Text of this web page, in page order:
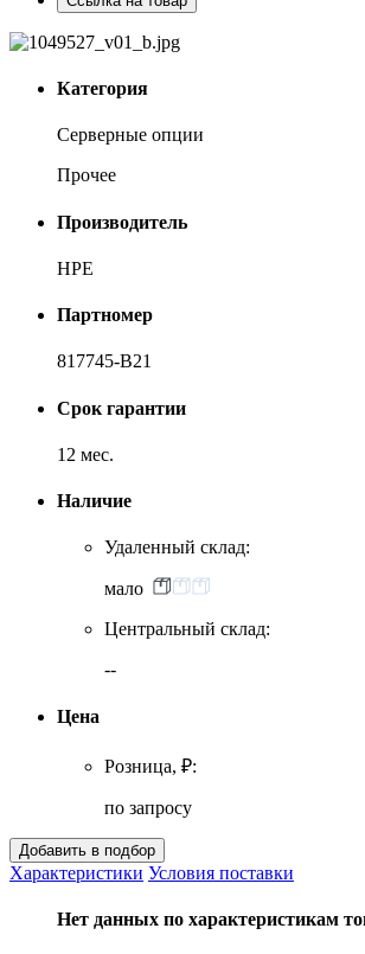
Категория
Серверные опции
Прочее
Производитель
HPE
Партномер
817745-B21
Срок гарантии
12 мес.
Наличие
Удаленный склад:
мало
Центральный склад:
--
Цена
Розница, ₽:
по запросу
Характеристики Условия поставки
Нет данных по характеристикам